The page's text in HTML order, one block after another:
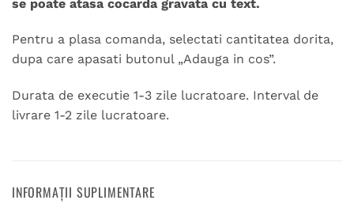
se poate atasa cocarda gravata cu text.
Pentru a plasa comanda, selectati cantitatea dorita,
dupa care apasati butonul „Adauga in cos”.
Durata de executie 1-3 zile lucratoare. Interval de
livrare 1-2 zile lucratoare.
INFORMAȚII SUPLIMENTARE